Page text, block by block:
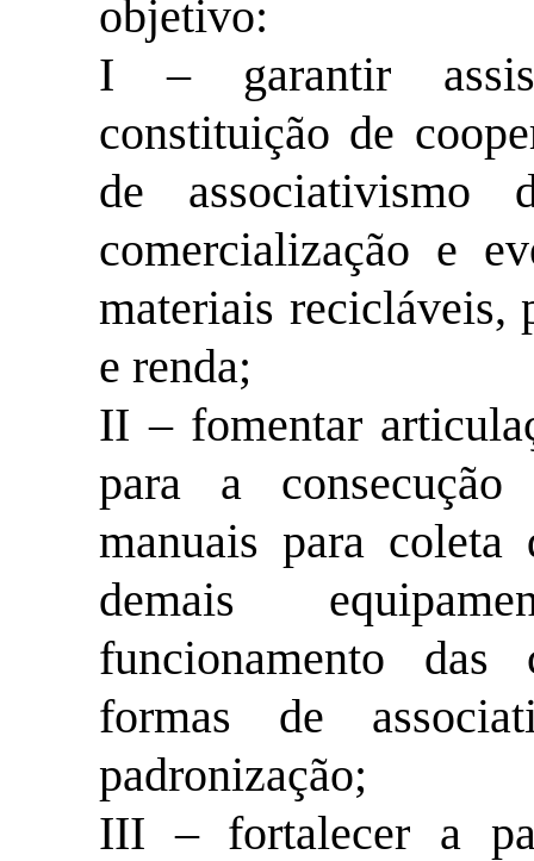
objetivo:
I – garantir
constituição de
de associativismo
comercialização e
materiais recicláveis,
e renda;
II – fomentar
para a
manuais para
demais
funcionamento das
formas de
padronização;
III – fortalecer a